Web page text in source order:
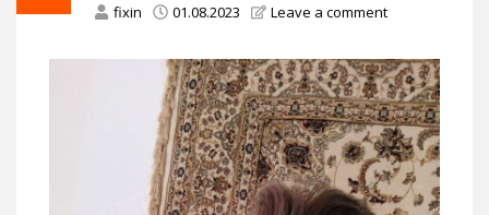
fixin 01.08.2023 Leave a comment